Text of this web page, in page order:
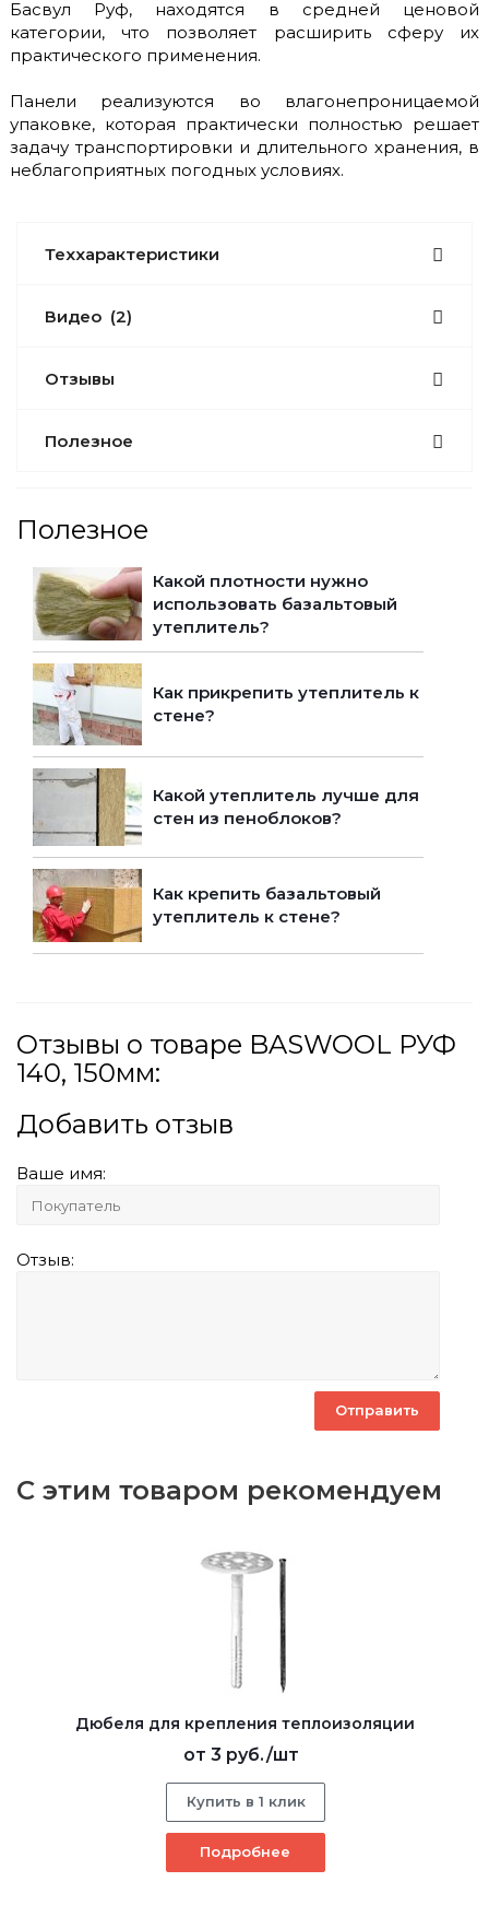
Басвул Руф, находятся в средней ценовой
категории, что позволяет расширить сферу их
практического применения.
Панели реализуются во влагонепроницаемой
упаковке, которая практически полностью решает
задачу транспортировки и длительного хранения, в
неблагоприятных погодных условиях.
Теххарактеристики
Видео (2)
Отзывы
Полезное
Полезное
Какой плотности нужно
использовать базальтовый
утеплитель?
Как прикрепить утеплитель к
стене?
Какой утеплитель лучше для
стен из пеноблоков?
Как крепить базальтовый
утеплитель к стене?
Отзывы о товаре BASWOOL РУФ
140, 150мм:
Добавить отзыв
Ваше имя:
Отзыв:
С этим товаром рекомендуем
Дюбеля для крепления теплоизоляции
от 3 руб./шт
Купить в 1 клик
Подробнее